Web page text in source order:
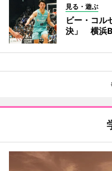
見る・遊ぶ
ビー・コル
決」 横浜